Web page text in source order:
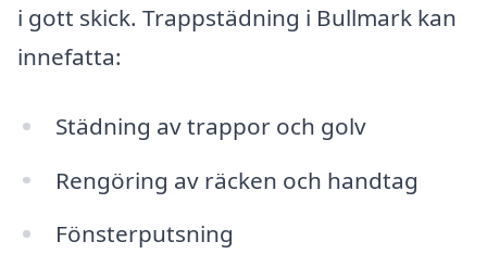
i gott skick. Trappstädning i Bullmark kan
innefatta:
Städning av trappor och golv
Rengöring av räcken och handtag
Fönsterputsning